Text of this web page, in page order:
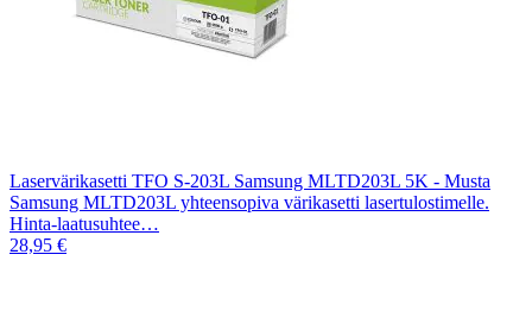
Laservärikasetti TFO S-203L Samsung MLTD203L 5K - Musta
Samsung MLTD203L yhteensopiva värikasetti lasertulostimelle.
Hinta-laatusuhtee…
28,95 €